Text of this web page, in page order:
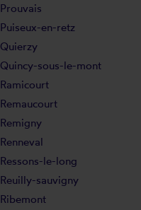
Prouvais
Puiseux-en-retz
Quierzy
Quincy-sous-le-mont
Ramicourt
Remaucourt
Remigny
Renneval
Ressons-le-long
Reuilly-sauvigny
Ribemont